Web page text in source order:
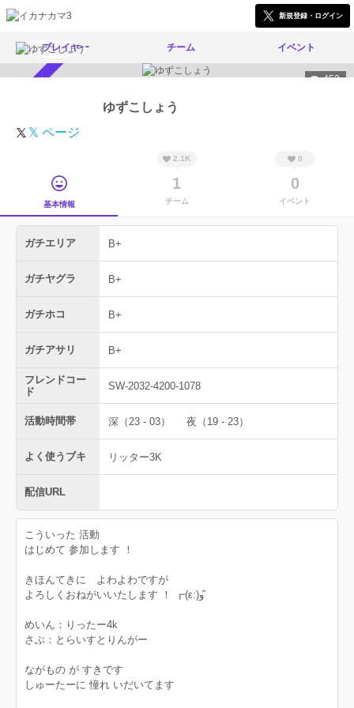
新規登録・ログイン
プレイヤー チーム イベント
452
ゆずこしょう
𝕏 ページ
基本情報
2.1K
1
チーム
0
0
イベント
ガチエリア B+
ガチヤグラ B+
ガチホコ B+
ガチアサリ B+
フレンドコー
ド
SW-2032-4200-1078
活動時間帯 深（23 - 03） 夜（19 - 23）
よく使うブキ リッター3K
配信URL
こういった 活動
はじめて 参加します ！
きほんてきに よわよわですが
よろしくおねがいいたします ！ ┏(ε:)و ̑̑
めいん：りったー4k
さぶ：とらいすとりんがー
ながもの が すきです
しゅーたーに 憧れ いだいてます